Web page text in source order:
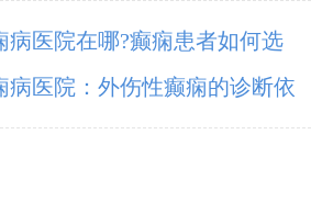
病医院在哪?癫痫患者如何选
病医院：外伤性癫痫的诊断依